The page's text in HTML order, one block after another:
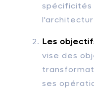
spécificités
Les
vise des
ses